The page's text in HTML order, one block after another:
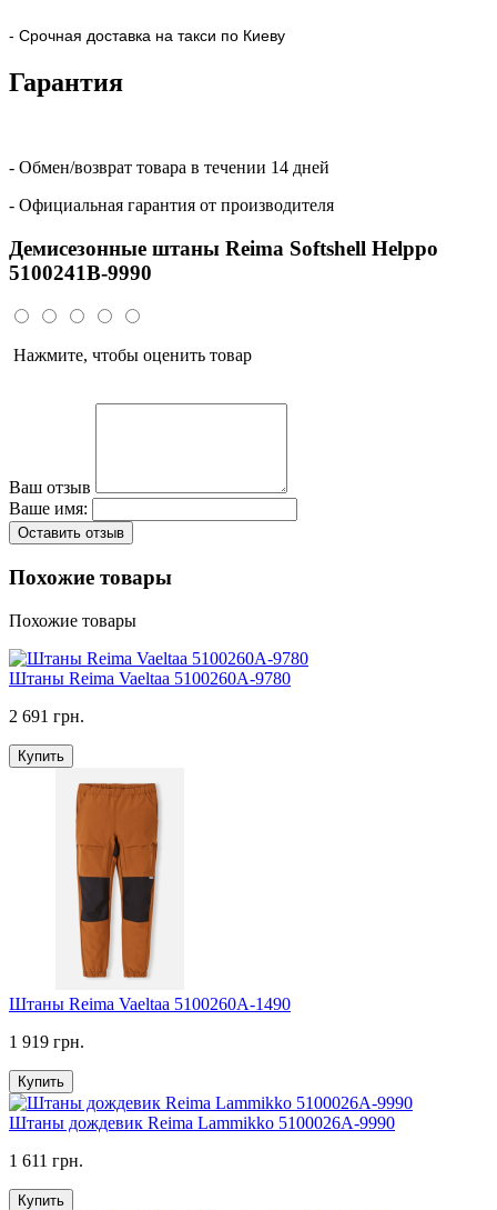
- Срочная доставка на такси по Киеву
Гарантия
- Обмен/возврат товара в течении 14 дней
- Официальная гарантия от производителя
Демисезонные штаны Reima Softshell Helppo
5100241B-9990
Нажмите, чтобы оценить товар
Ваш отзыв
Ваше имя:
Оставить отзыв
Похожие товары
Похожие товары
Штаны Reima Vaeltaa 5100260A-9780
2 691 грн.
Купить
Штаны Reima Vaeltaa 5100260A-1490
1 919 грн.
Купить
Штаны дождевик Reima Lammikko 5100026A-9990
1 611 грн.
Купить